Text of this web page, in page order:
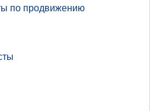
по продвижению